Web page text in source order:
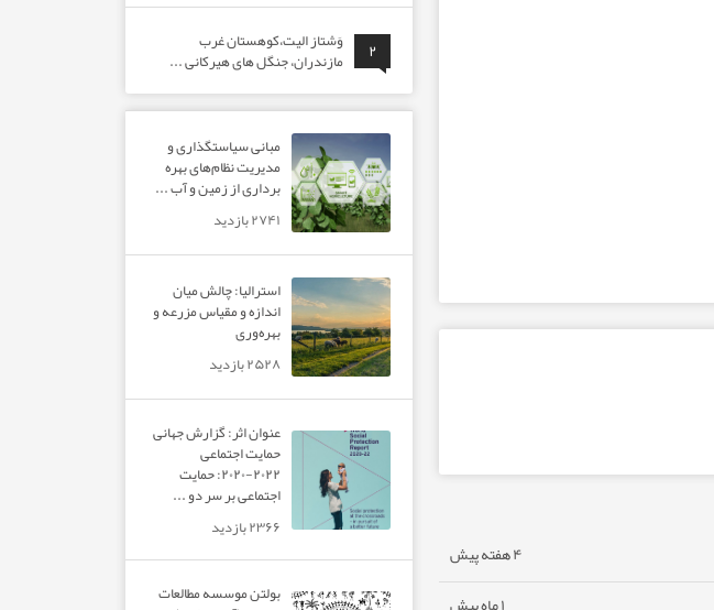
۴ هفته پیش
۱ ماه پیش
۲
وَشتاز الیت،کوهستان غرب
مازندران، جنگل های هیرکانی ...
مبانی سیاستگذاری و
مدیریت نظام‌های بهره‌
برداری از زمین و آب ...
۲۷۴۱ بازدید
استرالیا: چالش میان
اندازه و مقیاس مزرعه و
بهره‌وری
۲۵۲۸ بازدید
عنوان اثر: گزارش جهانی
حمایت اجتماعی
۲۰۲۲-۲۰۲۰: حمایت
اجتماعی بر سر دو ...
۲۳۶۶ بازدید
بولتن موسسه مطالعات